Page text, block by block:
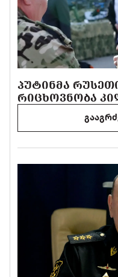
ᲞᲣᲢᲘᲜᲛᲐ
ᲠᲘᲪᲮᲝᲕᲜᲝᲑᲐ